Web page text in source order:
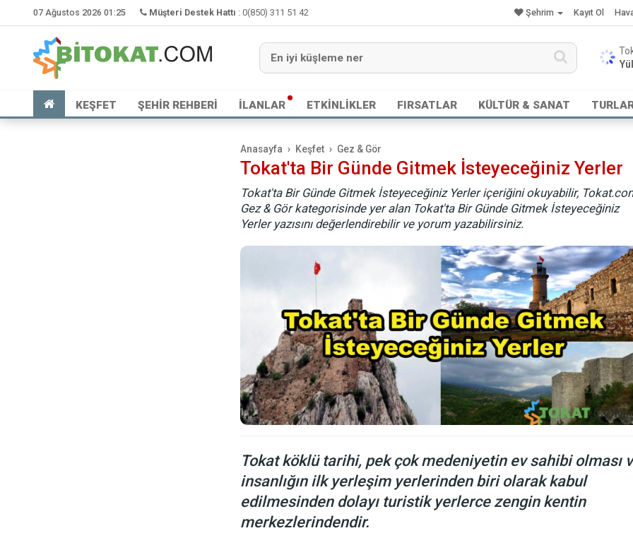
07 Ağustos 2026 01:25 Müşteri Destek Hattı :0(850) 311 51 42 Şehrim Kayıt Ol
KEŞFET ŞEHİR REHBERİ İLANLAR ETKİNLİKLER FIRSATLAR KÜLTÜR & SANAT
Anasayfa Keşfet Gez & Gör
Tokat'ta Bir Günde Gitmek İsteyeceğiniz Yerler
Tokat'ta Bir Günde Gitmek İsteyeceğiniz Yerler içeriğini okuyabilir,
Gez & Gör kategorisinde yer alan Tokat'ta Bir Günde Gitmek İsteyeceğiniz
Yerler yazısını değerlendirebilir ve yorum yazabilirsiniz.
Tokat köklü tarihi, pek çok medeniyetin ev sahibi olması
insanlığın ilk yerleşim yerlerinden biri olarak kabul
edilmesinden dolayı turistik yerlerce zengin kentin
merkezlerindendir.